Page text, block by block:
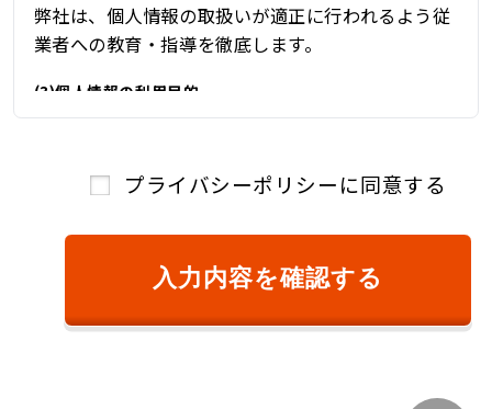
弊社は、個人情報の取扱いが適正に行われるよう従
業者への教育・指導を徹底します。
(3)個人情報の利用目的
で、適法かつ公正に利用し、その他の目的に利用す
①ご本人様確認のため
②商品またはサービスのご提供およびその対
価のご請求のため
プライバシーポリシーに同意する
入力内容を確認する